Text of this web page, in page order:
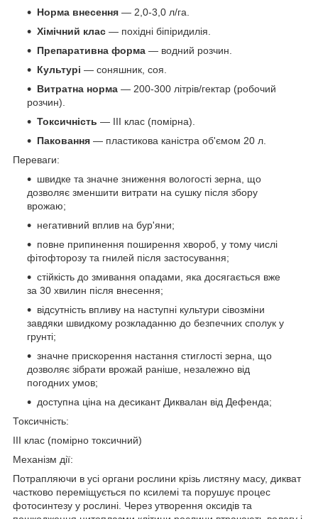
Норма внесення — 2,0-3,0 л/га.
Хімічний клас — похідні біпіридилія.
Препаративна форма — водний розчин.
Культурі — соняшник, соя.
Витратна норма — 200-300 літрів/гектар (робочий
розчин).
Токсичність — ІІІ клас (помірна).
Паковання — пластикова каністра об'ємом 20 л.
Переваги:
швидке та значне зниження вологості зерна, що
дозволяє зменшити витрати на сушку після збору
врожаю;
негативний вплив на бур'яни;
повне припинення поширення хвороб, у тому числі
фітофторозу та гнилей після застосування;
стійкість до змивання опадами, яка досягається вже
за 30 хвилин після внесення;
відсутність впливу на наступні культури сівозміни
завдяки швидкому розкладанню до безпечних сполук у
грунті;
значне прискорення настання стиглості зерна, що
дозволяє зібрати врожай раніше, незалежно від
погодних умов;
доступна ціна на десикант Диквалан від Дефенда;
Токсичність:
ІІІ клас (помірно токсичний)
Механізм дії:
Потрапляючи в усі органи рослини крізь листяну масу, дикват
частково переміщується по ксилемі та порушує процес
фотосинтезу у рослині. Через утворення оксидів та